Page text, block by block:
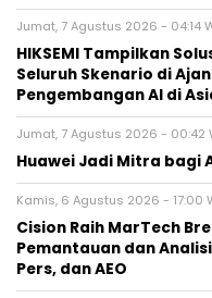
Jumat, 7 Agustus 2026 - 04:14
HIKSEMI Tampilkan
Seluruh Skenario di
Pengembangan AI di
Jumat, 7 Agustus 2026 - 00:42
Huawei Jadi Mitra bagi
Kamis, 6 Agustus 2026 - 17:00
Cision Raih MarTech
Pemantauan dan
Pers, dan AEO